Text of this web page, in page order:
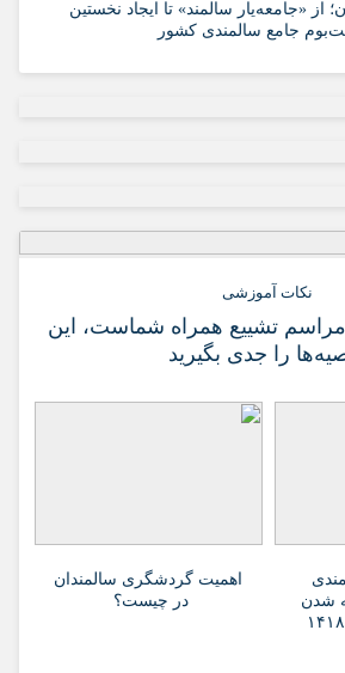
از «جامعه‌یار سالمند» تا ایجاد نخستین
جامع سالمندی کشور
نکات آموزشی
مراسم تشییع همراه شماست، این
را جدی بگیرید
شدن
اهمیت گردشگری سالمندان
در چیست؟